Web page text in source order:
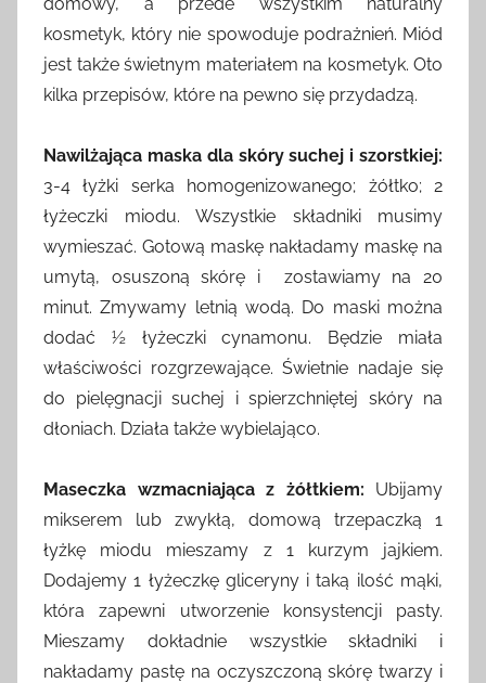
d
m
i
n
domowy, a przede wszystkim naturalny
kosmetyk, który nie spowoduje podrażnień. Miód
jest także świetnym materiałem na kosmetyk. Oto
kilka przepisów, które na pewno się przydadzą.
Nawilżająca maska dla skóry suchej i szorstkiej:
3-4 łyżki serka homogenizowanego; żółtko; 2
łyżeczki miodu. Wszystkie składniki musimy
wymieszać. Gotową maskę nakładamy maskę na
umytą, osuszoną skórę i zostawiamy na 20
minut. Zmywamy letnią wodą. Do maski można
dodać ½ łyżeczki cynamonu. Będzie miała
właściwości rozgrzewające. Świetnie nadaje się
do pielęgnacji suchej i spierzchniętej skóry na
dłoniach. Działa także wybielająco.
Maseczka wzmacniająca z żółtkiem: Ubijamy
mikserem lub zwykłą, domową trzepaczką 1
łyżkę miodu mieszamy z 1 kurzym jajkiem.
Dodajemy 1 łyżeczkę gliceryny i taką ilość mąki,
która zapewni utworzenie konsystencji pasty.
Mieszamy dokładnie wszystkie składniki i
nakładamy pastę na oczyszczoną skórę twarzy i